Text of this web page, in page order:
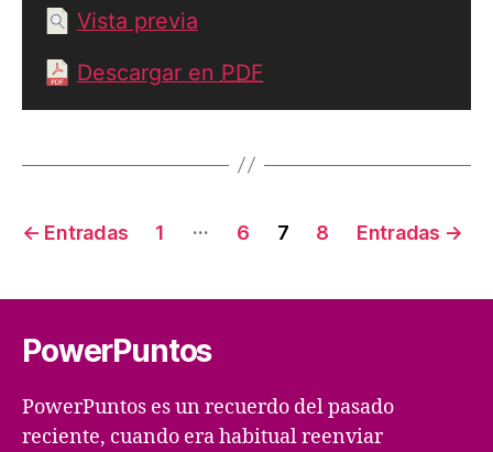
Vista previa
Descargar en PDF
Paginación
entradas
← Entradas 1 … 6 7 8 Entradas →
PowerPuntos
PowerPuntos es un recuerdo del pasado
reciente, cuando era habitual reenviar